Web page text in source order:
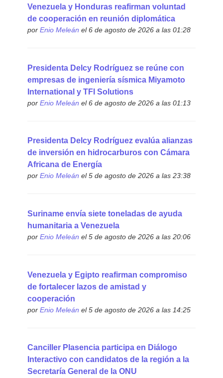
Venezuela y Honduras reafirman voluntad
de cooperación en reunión diplomática
por Enio Meleán el 6 de agosto de 2026 a las 01:28
Presidenta Delcy Rodríguez se reúne con
empresas de ingeniería sísmica Miyamoto
International y TFI Solutions
por Enio Meleán el 6 de agosto de 2026 a las 01:13
Presidenta Delcy Rodríguez evalúa alianzas
de inversión en hidrocarburos con Cámara
Africana de Energía
por Enio Meleán el 5 de agosto de 2026 a las 23:38
Suriname envía siete toneladas de ayuda
humanitaria a Venezuela
por Enio Meleán el 5 de agosto de 2026 a las 20:06
Venezuela y Egipto reafirman compromiso
de fortalecer lazos de amistad y
cooperación
por Enio Meleán el 5 de agosto de 2026 a las 14:25
Canciller Plasencia participa en Diálogo
Interactivo con candidatos de la región a la
Secretaría General de la ONU